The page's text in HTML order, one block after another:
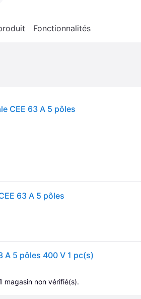
Fonctionnalités
CEE 63 A 5 pôles
63 A 5 pôles
A 5 pôles 400 V 1 pc(s)
magasin non vérifié(s).